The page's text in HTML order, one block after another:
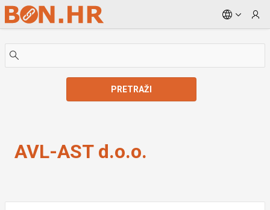
Skip to Main Content
PRETRAŽI
AVL-AST d.o.o.